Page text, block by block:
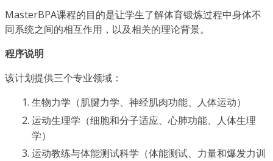
MasterBPA课程的目的是让学生了解体育锻炼过程中身体不
同系统之间的相互作用，以及相关的理论背景。
程序说明
该计划提供三个专业领域：
生物力学（肌腱力学、神经肌肉功能、人体运动）
运动生理学（细胞和分子适应、心肺功能、人体生理
学）
运动教练与体能测试科学（体能测试、力量和爆发力训